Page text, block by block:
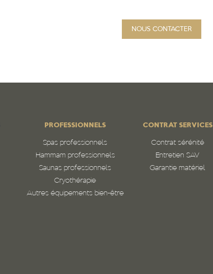
NOUS CONTACTER
PROFESSIONNELS
Spas professionnels
Hammam professionnels
Saunas professionnels
Cryothérapie
Autres équipements bien-être
CONTRAT SERVICES
Contrat sérénité
Entretien SAV
Garantie matériel